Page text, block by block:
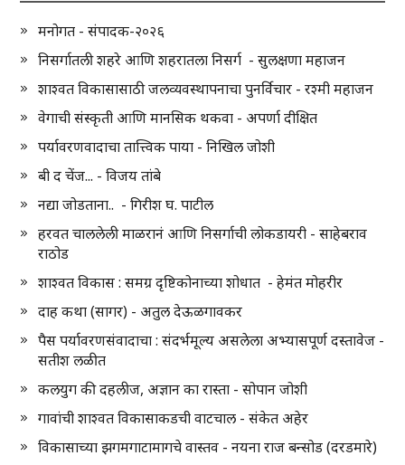
मनोगत - संपादक-२०२६
निसर्गातली शहरे आणि शहरातला निसर्ग - सुलक्षणा महाजन
शाश्वत विकासासाठी जलव्यवस्थापनाचा पुनर्विचार - रश्मी महाजन
वेगाची संस्कृती आणि मानसिक थकवा - अपर्णा दीक्षित
पर्यावरणवादाचा तात्त्विक पाया - निखिल जोशी
बी द चेंज... - विजय तांबे
नद्या जोडताना.. - गिरीश घ. पाटील
हरवत चाललेली माळरानं आणि निसर्गाची लोकडायरी - साहेबराव
राठोड
शाश्वत विकास : समग्र दृष्टिकोनाच्या शोधात - हेमंत मोहरीर
दाह कथा (सागर) - अतुल देऊळगावकर
पैस पर्यावरणसंवादाचा : संदर्भमूल्य असलेला अभ्यासपूर्ण दस्तावेज -
सतीश लळीत
कलयुग की दहलीज, अज्ञान का रास्ता - सोपान जोशी
गावांची शाश्वत विकासाकडची वाटचाल - संकेत अहेर
विकासाच्या झगमगाटामागचे वास्तव - नयना राज बन्सोड (दरडमारे)